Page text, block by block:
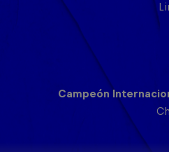
Campeón